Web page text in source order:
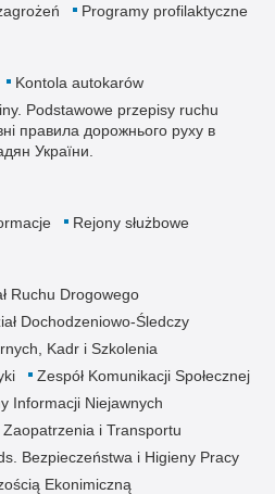
Programy profilaktyczne
Kontola autokarów
Podstawowe przepisy ruchu
правила дорожнього руху в
України.
Rejony służbowe
Ruchu Drogowego
Dochodzeniowo-Śledczy
Kadr i Szkolenia
Zespół Komunikacji Społecznej
Informacji Niejawnych
i Transportu
Bezpieczeństwa i Higieny Pracy
Ekonimiczną